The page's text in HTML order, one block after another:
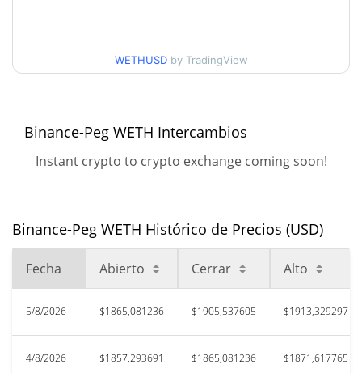
Máximo histórico
$4955,78
All Time Low
abr. 11, 2026 (3 months ago)
$753,07
151.47%
WETHUSD by TradingView
Binance-Peg WETH Intercambios
Instant crypto to crypto exchange coming soon!
Binance-Peg WETH Histórico de Precios (USD)
Fecha Abierto Cerrar Alto
5/8/2026 $1865,081236 $1905,537605 $1913,329297
4/8/2026 $1857,293691 $1865,081236 $1871,617765